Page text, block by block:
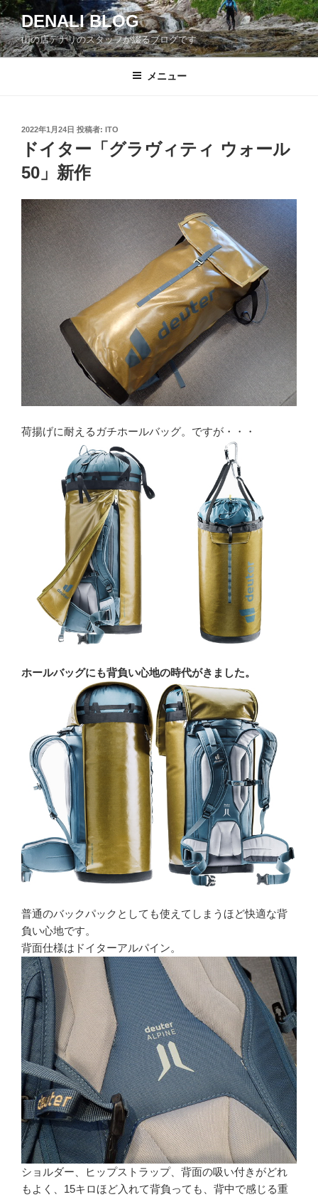
コ
ン
テ
ン
DENALI BLOG
山の店デナリのスタッフが綴るブログです
メニュー
投
稿
2022年1月24日 投稿者: ITO
ドイター「グラヴィティ ウォール
50」新作
荷揚げに耐えるガチホールバッグ。ですが・・・
ホールバッグにも背負い心地の時代がきました。
普通のバックパックとしても使えてしまうほど快適な背
負い心地です。
背面仕様はドイターアルパイン。
ショルダー、ヒップストラップ、背面の吸い付きがどれ
もよく、15キロほど入れて背負っても、背中で感じる重